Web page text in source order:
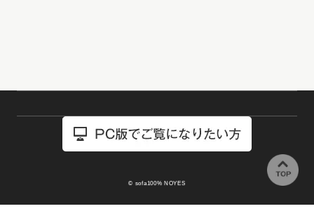
© sofa100% NOYES